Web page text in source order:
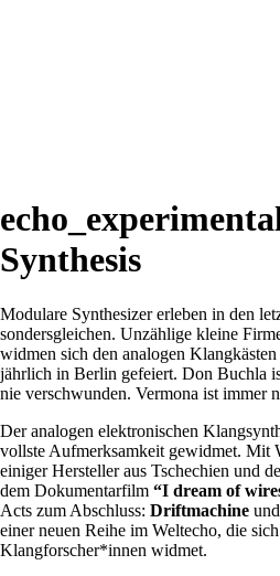
Synthesis
Modulare Synthesizer erleben in den
sondersgleichen. Unzählige kleine
widmen sich den analogen
jährlich in Berlin gefeiert. Don Buchla
nie verschwunden. Vermona ist immer
Der analogen elektronischen
vollste Aufmerksamkeit gewidmet. Mit
einiger Hersteller aus Tschechien und
dem Dokumentarfilm “I dream of
Acts zum Abschluss: Driftmachine und
einer neuen Reihe im Weltecho, die
Klangforscher*innen widmet.